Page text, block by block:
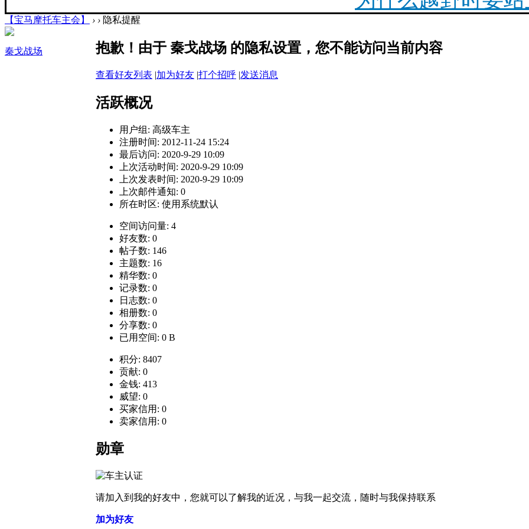
2023款宝马摩托车全
【宝马摩托车主会】 › › 隐私提醒
秦戈战场 抱歉！由于 秦戈战场 的隐私设置，您不能访问当前内容
查看好友列表 |加为好友 |打个招呼 |发送消息
活跃概况
用户组: 高级车主
注册时间: 2012-11-24 15:24
最后访问: 2020-9-29 10:09
上次活动时间: 2020-9-29 10:09
上次发表时间: 2020-9-29 10:09
上次邮件通知: 0
所在时区: 使用系统默认
空间访问量: 4
好友数: 0
帖子数: 146
主题数: 16
精华数: 0
记录数: 0
日志数: 0
相册数: 0
分享数: 0
已用空间: 0 B
积分: 8407
贡献: 0
金钱: 413
威望: 0
买家信用: 0
卖家信用: 0
勋章
请加入到我的好友中，您就可以了解我的近况，与我一起交流，随时与我保持联系
加为好友